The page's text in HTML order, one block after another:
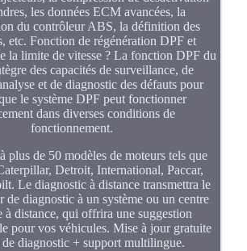
les données ECM avancées, la
du contrôleur ABS, la définition des
etc. Fonction de régénération DPF et
la limite de vitesse ? La fonction DPF du
des capacités de surveillance, de
et de diagnostic des défauts pour
le système DPF peut fonctionner
dans diverses conditions de
fonctionnement.
plus de 50 modèles de moteurs tels que
Detroit, International, Paccar,
Le diagnostic à distance transmettra le
de diagnostic à un système ou un centre
à distance, qui offrira une suggestion
pour vos véhicules. Mise à jour gratuite
diagnostic + support multilingue.